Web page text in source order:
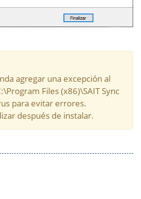
agregar una excepción al
Files (x86)\SAIT Sync
para evitar errores.
después de instalar.